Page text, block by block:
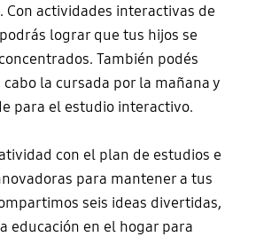
Con actividades interactivas de
lograr que tus hijos se
También podés
la cursada por la mañana y
para el estudio interactivo.
con el plan de estudios e
para mantener a tus
seis ideas divertidas,
educación en el hogar para